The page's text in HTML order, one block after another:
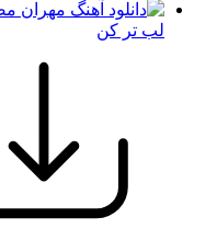
لب تر کن